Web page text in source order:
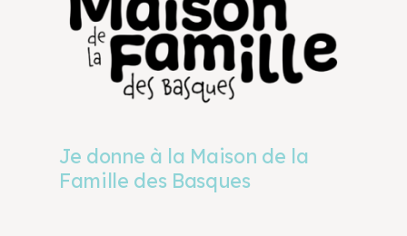
Je donne à la Maison de la
Famille des Basques